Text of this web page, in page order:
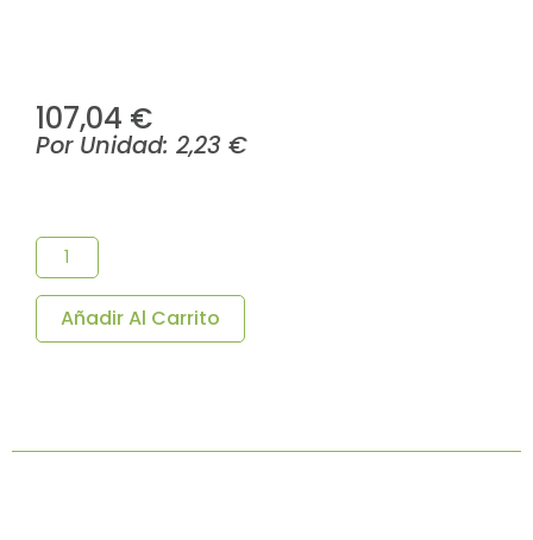
107,04 €
Por Unidad: 2,23 €
Melamina
Ø11x5,6
Cm
280ml-
Pack
Añadir Al Carrito